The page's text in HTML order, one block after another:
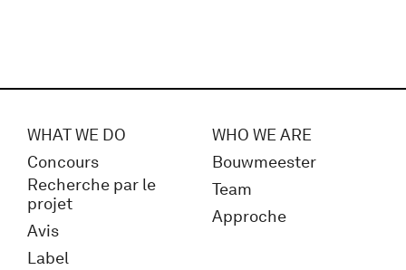
WHAT WE DO
Concours
Recherche par le
projet
Avis
Label
WHO WE ARE
Bouwmeester
Team
Approche